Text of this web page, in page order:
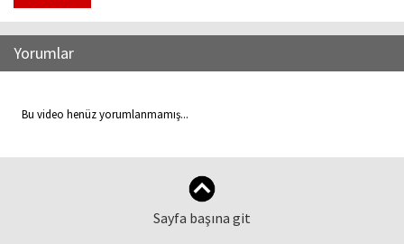
Yorumlar
Bu video henüz yorumlanmamış...
Sayfa başına git